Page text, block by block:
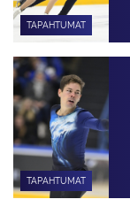
TAPAHTUMAT
TAPAHTUMAT